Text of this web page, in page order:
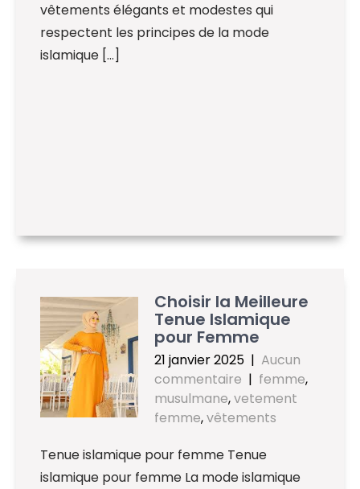
vêtements élégants et modestes qui
respectent les principes de la mode
islamique […]
Choisir la Meilleure
Tenue Islamique
pour Femme
21 janvier 2025 | Aucun
commentaire | femme,
musulmane,vetement
femme,vêtements
Tenue islamique pour femme Tenue
islamique pour femme La mode islamique